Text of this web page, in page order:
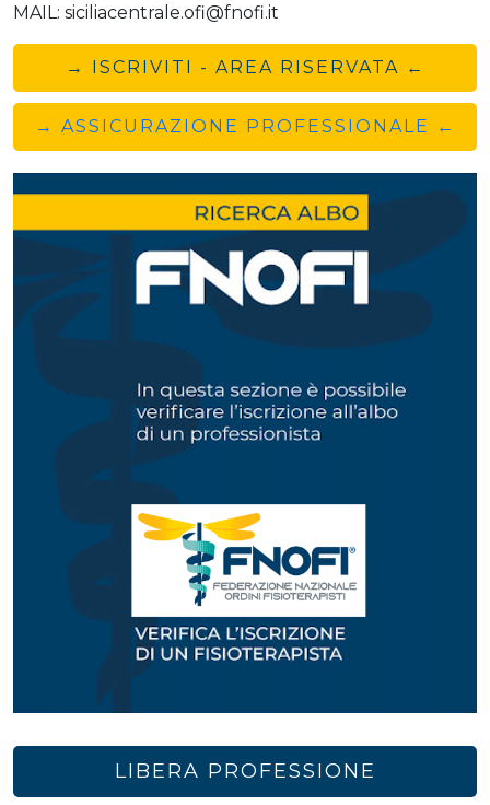
MAIL: siciliacentrale.ofi@fnofi.it
→ ISCRIVITI - AREA RISERVATA ←
→ ASSICURAZIONE PROFESSIONALE ←
LIBERA PROFESSIONE